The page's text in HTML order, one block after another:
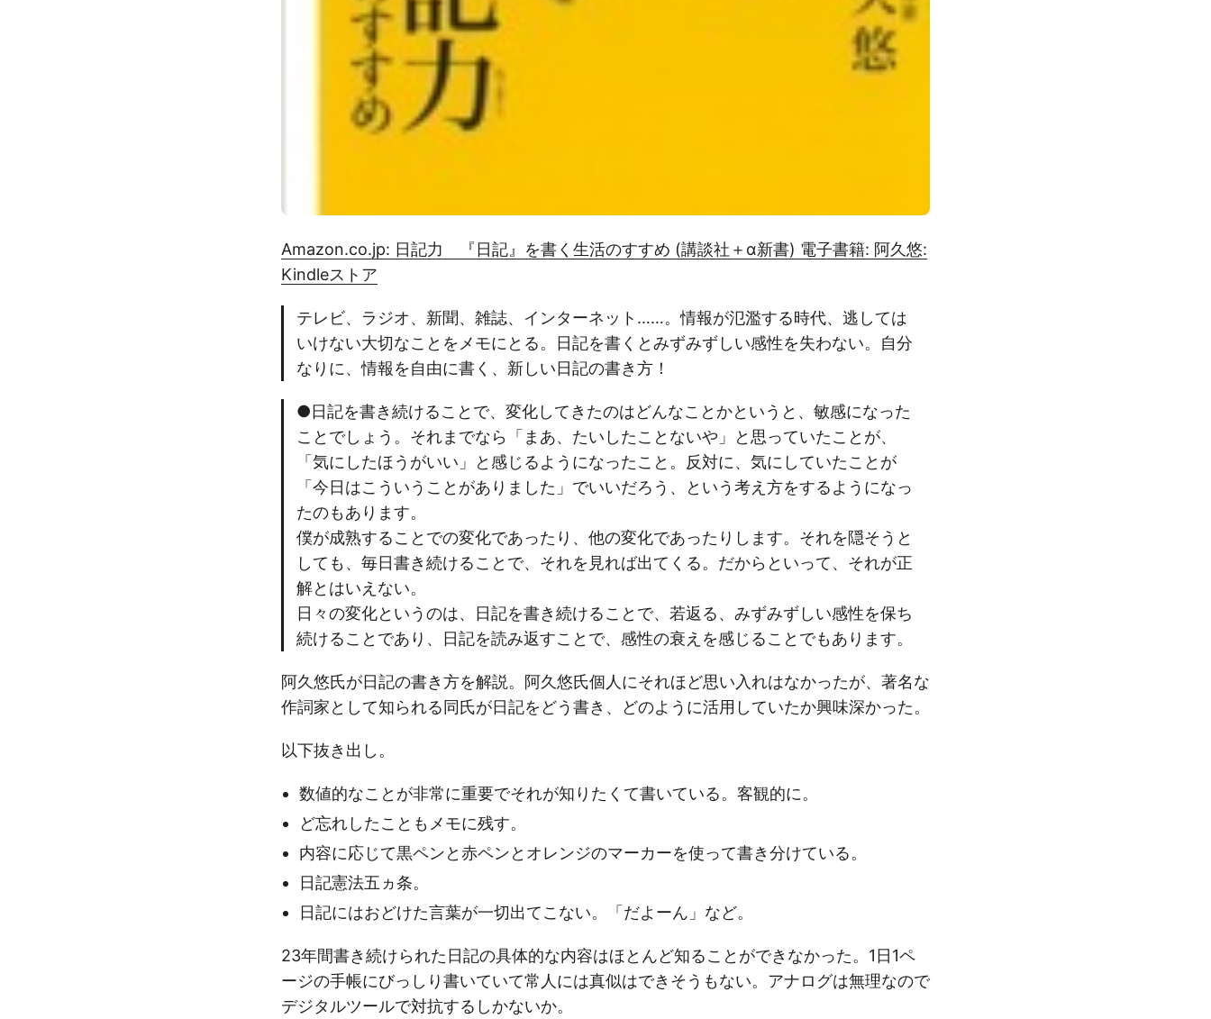
Amazon.co.jp: 日記力 『日記』を書く生活のすすめ (講談社＋α新書) 電子書籍: 阿久悠:
Kindleストア
テレビ、ラジオ、新聞、雑誌、インターネット……。情報が氾濫する時代、逃しては
いけない大切なことをメモにとる。日記を書くとみずみずしい感性を失わない。自分
なりに、情報を自由に書く、新しい日記の書き方！
●日記を書き続けることで、変化してきたのはどんなことかというと、敏感になった
ことでしょう。それまでなら「まあ、たいしたことないや」と思っていたことが、
「気にしたほうがいい」と感じるようになったこと。反対に、気にしていたことが
「今日はこういうことがありました」でいいだろう、という考え方をするようになっ
たのもあります。
僕が成熟することでの変化であったり、他の変化であったりします。それを隠そうと
しても、毎日書き続けることで、それを見れば出てくる。だからといって、それが正
解とはいえない。
日々の変化というのは、日記を書き続けることで、若返る、みずみずしい感性を保ち
続けることであり、日記を読み返すことで、感性の衰えを感じることでもあります。
阿久悠氏が日記の書き方を解説。阿久悠氏個人にそれほど思い入れはなかったが、著名な
作詞家として知られる同氏が日記をどう書き、どのように活用していたか興味深かった。
以下抜き出し。
数値的なことが非常に重要でそれが知りたくて書いている。客観的に。
ど忘れしたこともメモに残す。
内容に応じて黒ペンと赤ペンとオレンジのマーカーを使って書き分けている。
日記憲法五ヵ条。
日記にはおどけた言葉が一切出てこない。「だよーん」など。
23年間書き続けられた日記の具体的な内容はほとんど知ることができなかった。1日1ペ
ージの手帳にびっしり書いていて常人には真似はできそうもない。アナログは無理なので
デジタルツールで対抗するしかないか。